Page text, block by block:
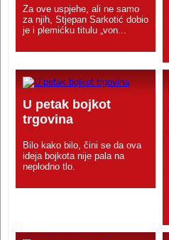
Za ove uspjehe, ali ne samo
za njih, Stjepan Sarkotić dobio
je i plemićku titulu „von...
U petak bojkot
trgovina
Bilo kako bilo, čini se da ova
ideja bojkota nije pala na
neplodno tlo.